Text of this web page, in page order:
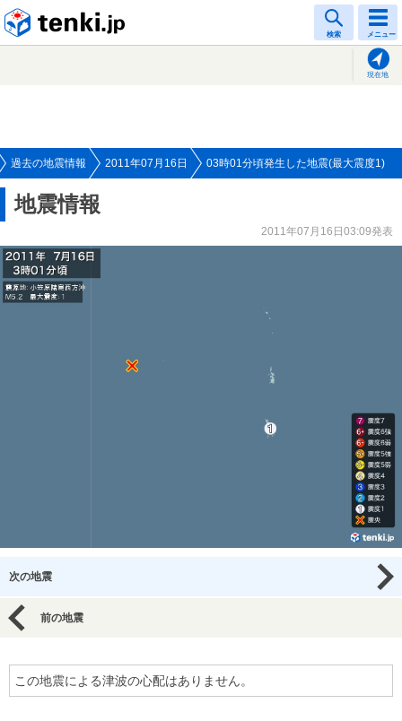
検索 メニュー
現在地
過去の地震情報 2011年07月16日 03時01分頃発生した地震(最大震度1)
地震情報
2011年07月16日03:09発表
次の地震
前の地震
この地震による津波の心配はありません。